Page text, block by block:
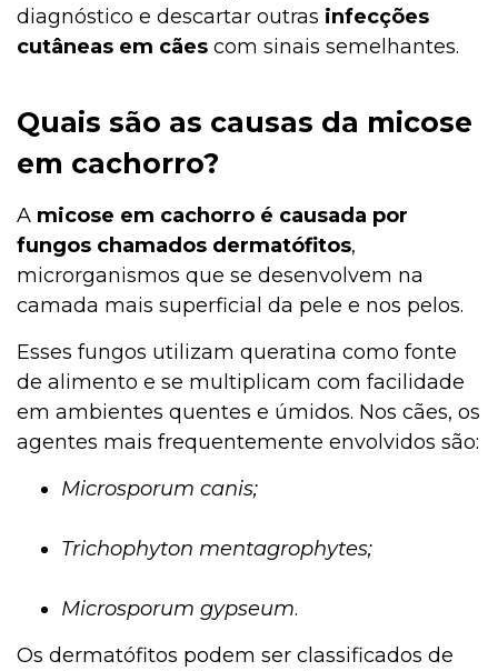
diagnóstico e descartar outras infecções
cutâneas em cães com sinais semelhantes.
Quais são as causas da micose
em cachorro?
A micose em cachorro é causada por
fungos chamados dermatófitos,
microrganismos que se desenvolvem na
camada mais superficial da pele e nos pelos.
Esses fungos utilizam queratina como fonte
de alimento e se multiplicam com facilidade
em ambientes quentes e úmidos. Nos cães, os
agentes mais frequentemente envolvidos são:
Microsporum canis;
Trichophyton mentagrophytes;
Microsporum gypseum.
Os dermatófitos podem ser classificados de